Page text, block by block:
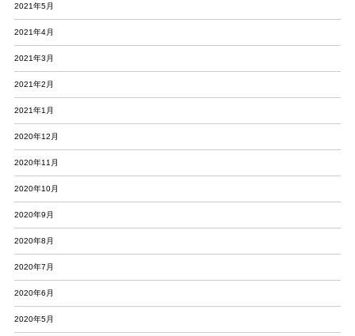
2021年5月
2021年4月
2021年3月
2021年2月
2021年1月
2020年12月
2020年11月
2020年10月
2020年9月
2020年8月
2020年7月
2020年6月
2020年5月